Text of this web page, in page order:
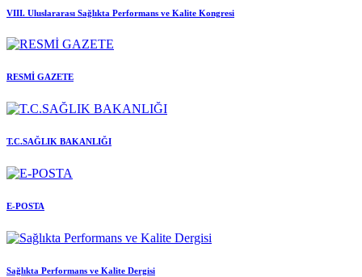
VIII. Uluslararası Sağlıkta Performans ve Kalite Kongresi
RESMİ GAZETE
T.C.SAĞLIK BAKANLIĞI
E-POSTA
Sağlıkta Performans ve Kalite Dergisi